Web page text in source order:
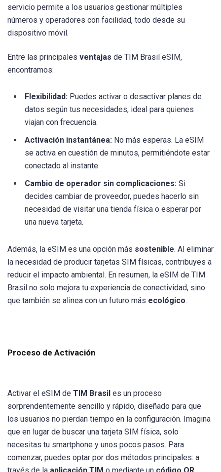
servicio permite a los usuarios gestionar múltiples
números y operadores con facilidad, todo desde su
dispositivo móvil.
Entre las principales ventajas de TIM Brasil eSIM,
encontramos:
Flexibilidad: Puedes activar o desactivar planes de
datos según tus necesidades, ideal para quienes
viajan con frecuencia.
Activación instantánea: No más esperas. La eSIM
se activa en cuestión de minutos, permitiéndote estar
conectado al instante.
Cambio de operador sin complicaciones: Si
decides cambiar de proveedor, puedes hacerlo sin
necesidad de visitar una tienda física o esperar por
una nueva tarjeta.
Además, la eSIM es una opción más sostenible. Al eliminar
la necesidad de producir tarjetas SIM físicas, contribuyes a
reducir el impacto ambiental. En resumen, la eSIM de TIM
Brasil no solo mejora tu experiencia de conectividad, sino
que también se alinea con un futuro más ecológico.
Proceso de Activación
Activar el eSIM de TIM Brasil es un proceso
sorprendentemente sencillo y rápido, diseñado para que
los usuarios no pierdan tiempo en la configuración. Imagina
que en lugar de buscar una tarjeta SIM física, solo
necesitas tu smartphone y unos pocos pasos. Para
comenzar, puedes optar por dos métodos principales: a